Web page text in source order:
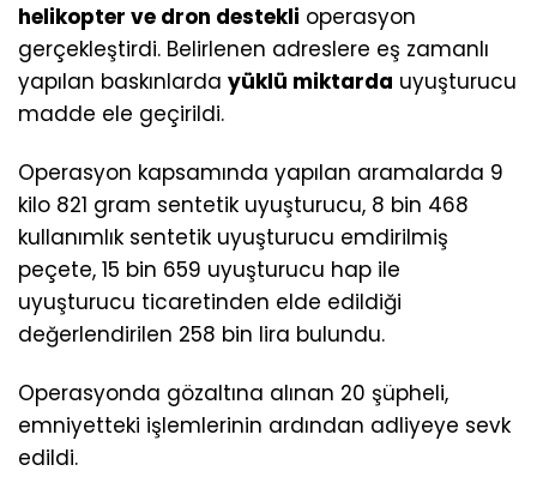
helikopter ve dron destekli operasyon
gerçekleştirdi. Belirlenen adreslere eş zamanlı
yapılan baskınlarda yüklü miktarda uyuşturucu
madde ele geçirildi.
Operasyon kapsamında yapılan aramalarda 9
kilo 821 gram sentetik uyuşturucu, 8 bin 468
kullanımlık sentetik uyuşturucu emdirilmiş
peçete, 15 bin 659 uyuşturucu hap ile
uyuşturucu ticaretinden elde edildiği
değerlendirilen 258 bin lira bulundu.
Operasyonda gözaltına alınan 20 şüpheli,
emniyetteki işlemlerinin ardından adliyeye sevk
edildi.